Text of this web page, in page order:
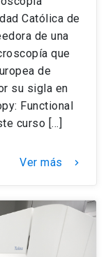
Católica de
de una
que
de
su sigla en
Functional
curso […]
Ver más keyboard_arrow_right